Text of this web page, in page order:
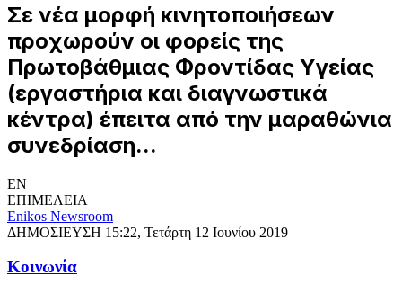
Σε νέα μορφή κινητοποιήσεων
προχωρούν οι φορείς της
Πρωτοβάθμιας Φροντίδας Υγείας
(εργαστήρια και διαγνωστικά
κέντρα) έπειτα από την μαραθώνια
συνεδρίαση...
EN
ΕΠΙΜΕΛΕΙΑ
Enikos Newsroom
ΔΗΜΟΣΙΕΥΣΗ 15:22, Τετάρτη 12 Ιουνίου 2019
Κοινωνία